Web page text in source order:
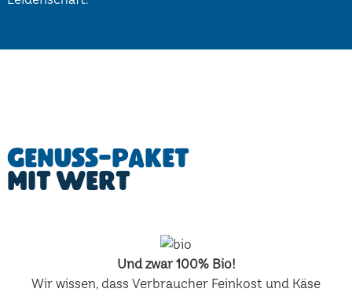
Genuss-Paket
mit Wert
Und zwar 100% Bio!
Wir wissen, dass Verbraucher Feinkost und Käse